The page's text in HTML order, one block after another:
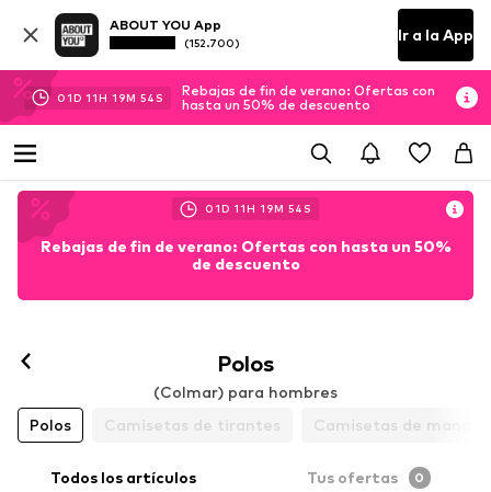
ABOUT YOU App
(152.700) Ir a la App
01D 11H 19M 53 S
Rebajas de fin de verano: Ofertas con
hasta un 50% de descuento
01D 11H 19M 53 S
Rebajas de fin de verano: Ofertas con hasta un 50%
de descuento
Polos
(Colmar) para hombres
Polos
Camisetas de tirantes Camisetas de manga
Todos los artículos Tus ofertas 0